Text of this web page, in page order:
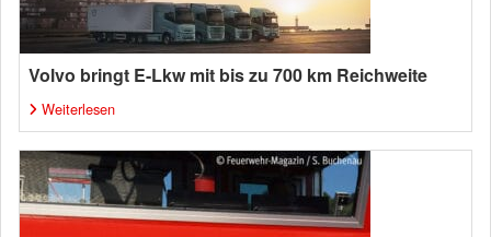
Volvo bringt E-Lkw mit bis zu 700 km Reichweite
Weiterlesen